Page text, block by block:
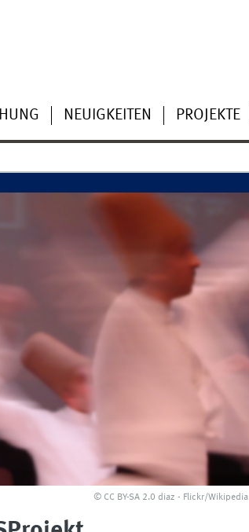
NEUIGKEITEN PROJEKTE
© CC BY-SA 2.0 diaz - Flickr/Wikipedia